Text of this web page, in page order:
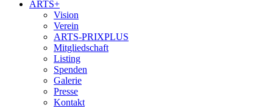
ARTS+
Vision
Verein
ARTS-PRIXPLUS
Mitgliedschaft
Listing
Spenden
Galerie
Presse
Kontakt